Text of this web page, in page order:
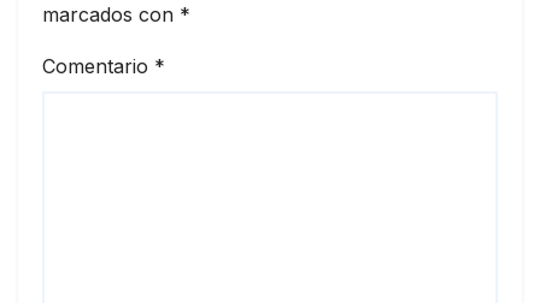
marcados con *
Comentario *